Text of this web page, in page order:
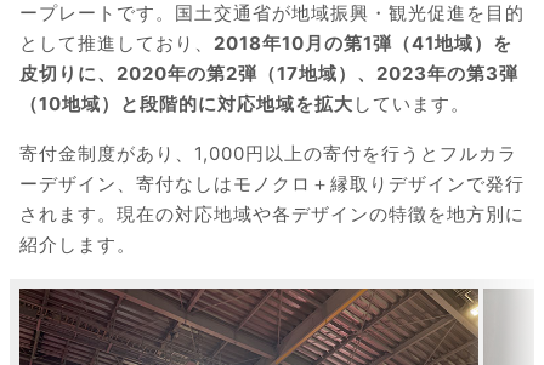
ープレートです。国土交通省が地域振興・観光促進を目的
として推進しており、 2018年10月の第1弾（41地域）を
皮切りに、2020年の第2弾（17地域）、2023年の第3弾
（10地域）と段階的に対応地域を拡大 しています。
寄付金制度があり、1,000円以上の寄付を行うとフルカラ
ーデザイン、寄付なしはモノクロ＋縁取りデザインで発行
されます。現在の対応地域や各デザインの特徴を地方別に
紹介します。